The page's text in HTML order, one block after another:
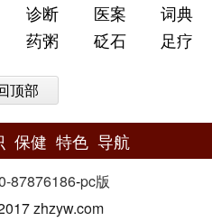
诊断 医案
词典
药粥 砭石 足疗
顶部
保健 特色 导航
87876186-pc版
zhzyw.com